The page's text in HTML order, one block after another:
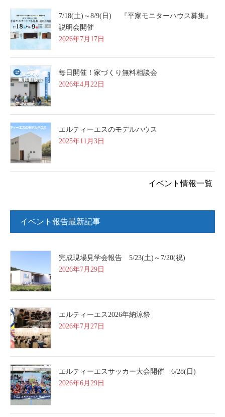
7/18(土)～8/9(日) 『平家モニターハウス募集』
説明会開催
2026年7月17日
毎日開催！家づくり無料相談会
2026年4月22日
エルティーエスのモデルハウス
2025年11月3日
イベント情報一覧
イベント報告最新記事
完成現場見学会報告 5/23(土)～7/20(祝)
2026年7月29日
エルティーエス2026年納涼祭
2026年7月27日
エルティーエスサッカー大会開催 6/28(日)
2026年6月29日